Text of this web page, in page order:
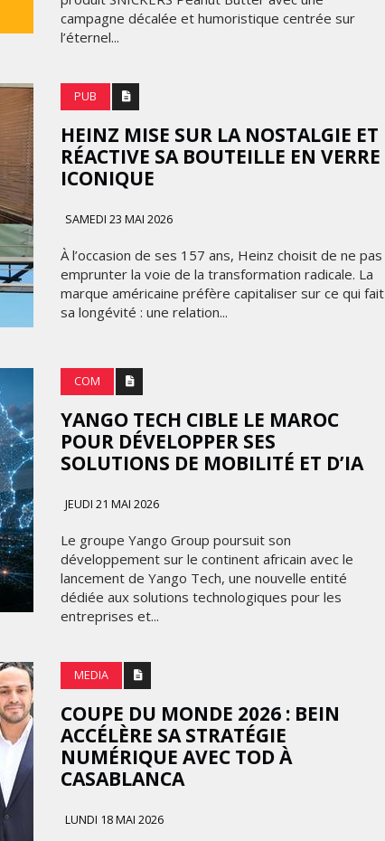
campagne décalée et humoristique centrée sur
l’éternel...
PUB
HEINZ MISE SUR LA NOSTALGIE ET
RÉACTIVE SA BOUTEILLE EN VERRE
ICONIQUE
SAMEDI 23 MAI 2026
À l’occasion de ses 157 ans, Heinz choisit de ne pas
emprunter la voie de la transformation radicale. La
marque américaine préfère capitaliser sur ce qui fait
sa longévité : une relation...
COM
YANGO TECH CIBLE LE MAROC
POUR DÉVELOPPER SES
SOLUTIONS DE MOBILITÉ ET D’IA
JEUDI 21 MAI 2026
Le groupe Yango Group poursuit son
développement sur le continent africain avec le
lancement de Yango Tech, une nouvelle entité
dédiée aux solutions technologiques pour les
entreprises et...
MEDIA
COUPE DU MONDE 2026 : BEIN
ACCÉLÈRE SA STRATÉGIE
NUMÉRIQUE AVEC TOD À
CASABLANCA
LUNDI 18 MAI 2026